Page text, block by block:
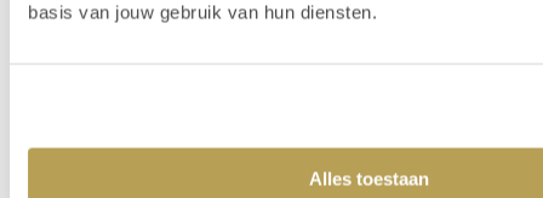
basis van jouw gebruik van hun diensten.
Alles toestaan